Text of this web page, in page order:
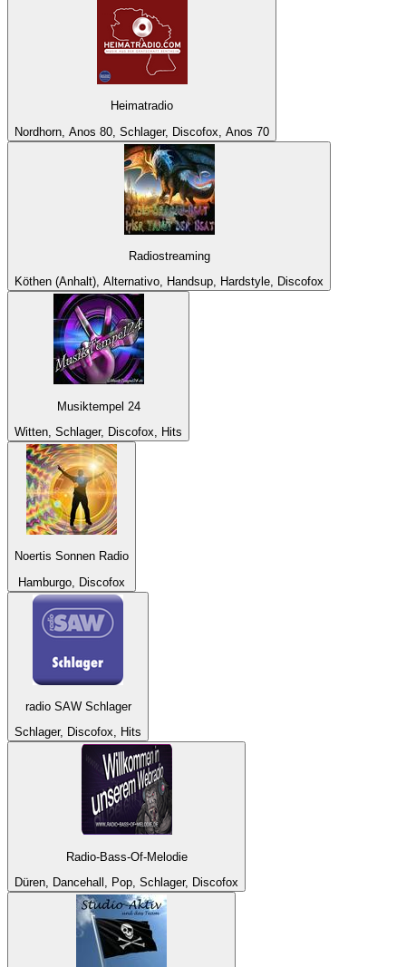
Heimatradio
Nordhorn, Anos 80, Schlager, Discofox, Anos 70
Radiostreaming
Köthen (Anhalt), Alternativo, Handsup, Hardstyle, Discofox
Musiktempel 24
Witten, Schlager, Discofox, Hits
Noertis Sonnen Radio
Hamburgo, Discofox
radio SAW Schlager
Schlager, Discofox, Hits
Radio-Bass-Of-Melodie
Düren, Dancehall, Pop, Schlager, Discofox